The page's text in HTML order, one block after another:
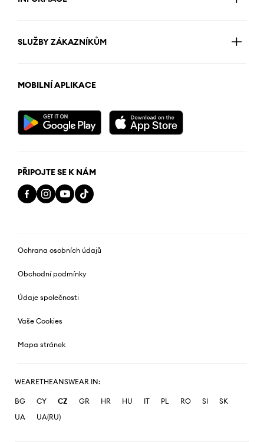
SLUŽBY ZÁKAZNÍKŮM
MOBILNÍ APLIKACE
PŘIPOJTE SE K NÁM
Ochrana osobních údajů
Obchodní podmínky
Údaje společnosti
Vaše Cookies
Mapa stránek
WEARETHEANSWEAR IN:
BG CY CZ GR HR HU IT PL RO SI
SK
UA
UA(RU)